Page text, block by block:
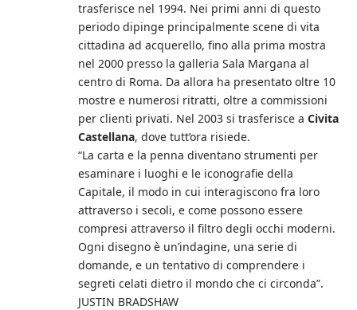
trasferisce nel 1994. Nei primi anni di questo
periodo dipinge principalmente scene di vita
cittadina ad acquerello, fino alla prima mostra
nel 2000 presso la galleria Sala Margana al
centro di Roma. Da allora ha presentato oltre 10
mostre e numerosi ritratti, oltre a commissioni
per clienti privati. Nel 2003 si trasferisce a Civita
Castellana, dove tutt’ora risiede.
“La carta e la penna diventano strumenti per
esaminare i luoghi e le iconografie della
Capitale, il modo in cui interagiscono fra loro
attraverso i secoli, e come possono essere
compresi attraverso il filtro degli occhi moderni.
Ogni disegno è un’indagine, una serie di
domande, e un tentativo di comprendere i
segreti celati dietro il mondo che ci circonda”.
JUSTIN BRADSHAW